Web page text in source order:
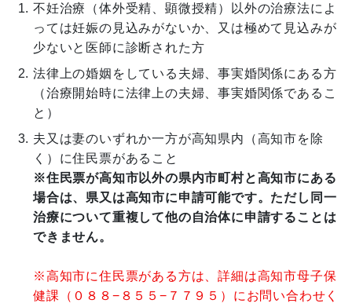
不妊治療（体外受精、顕微授精）以外の治療法によ
っては妊娠の見込みがないか、又は極めて見込みが
少ないと医師に診断された方
法律上の婚姻をしている夫婦、事実婚関係にある方
（治療開始時に法律上の夫婦、事実婚関係であるこ
と）
夫又は妻のいずれか一方が高知県内（高知市を除
く）に住民票があること
※住民票が高知市以外の県内市町村と高知市にある
場合は、県又は高知市に申請可能です。ただし同一
治療について重複して他の自治体に申請することは
できません。
※高知市に住民票がある方は、詳細は高知市母子保
健課（０８８−８５５−７７９５）にお問い合わせく